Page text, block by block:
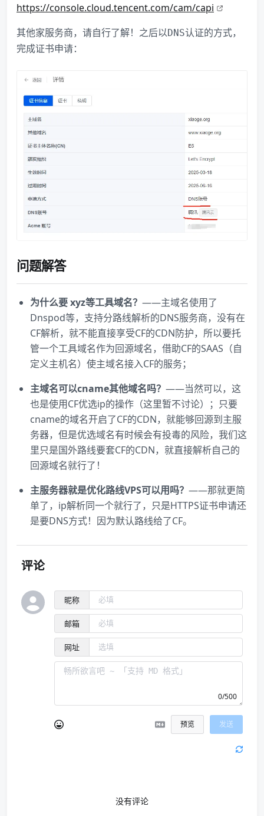
https://console.cloud.tencent.com/cam/capi
其他家服务商，请自行了解！之后以DNS认证的方式，
完成证书申请：
问题解答
为什么要 xyz等工具域名？——主域名使用了
Dnspod等，支持分路线解析的DNS服务商，没有在
CF解析，就不能直接享受CF的CDN防护，所以要托
管一个工具域名作为回源域名​，借助CF的SAAS（自
定义主机名）使主域名接入CF的服务；
主域名可以cname其他域名吗？——当然可以，这
也是使用CF优选ip的操作（这里暂不讨论）；只要
cname的域名开启了CF的CDN，就能够回源到主服
务器，但是优选域名有时候会有投毒的风险，我们这
里只是国外路线要套CF的CDN，就直接解析自己的
回源域名就行了！
主服务器就是优化路线VPS可以用吗？——那就更简
单了，ip解析同一个就行了，只是HTTPS证书申请还
是要DNS方式！因为默认路线给了CF。
评论
昵称
邮箱
网址
0/500
预览 发送
没有评论